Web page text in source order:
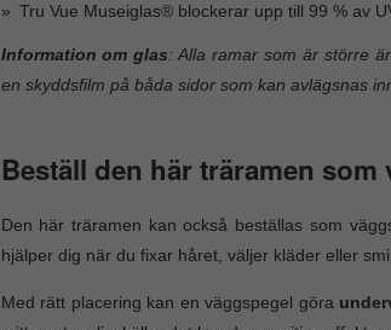
Tru Vue Museiglas® blockerar upp till 99 % av
Information om glas: Alla ramar som är större
en skyddsfilm på båda sidor som kan avlägsnas
Beställ den här träramen som
Den här träramen kan också beställas som
hjälper dig när du fixar håret, väljer kläder eller
Med rätt placering kan en väggspegel göra